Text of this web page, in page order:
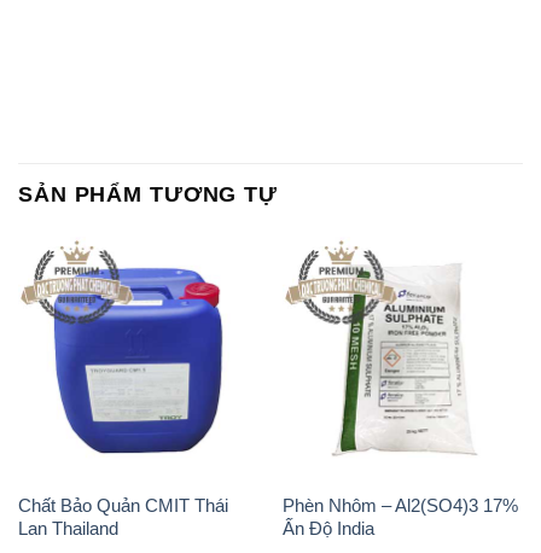
Chất Bảo Quản CMIT Thái
Lan Thailand
Phèn Nhôm – Al2(SO4)3 17%
Ấn Độ India